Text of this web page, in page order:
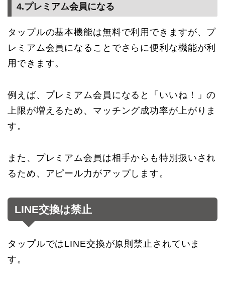
4.プレミアム会員になる
タップルの基本機能は無料で利用できますが、プ
レミアム会員になることでさらに便利な機能が利
用できます。
例えば、プレミアム会員になると「いいね！」の
上限が増えるため、マッチング成功率が上がりま
す。
また、プレミアム会員は相手からも特別扱いされ
るため、アピール力がアップします。
LINE交換は禁止
タップルではLINE交換が原則禁止されていま
す。